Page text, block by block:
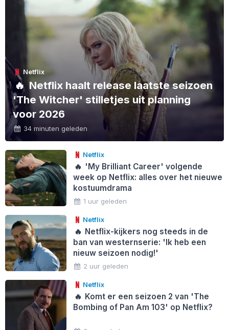
Netflix
🔥 Netflix haalt release laatste seizoen
'The Witcher' stilletjes uit planning
voor 2026
34 minuten geleden
Netflix
🔥 'My Brilliant Career' volgende
week op Netflix: alles over het nieuwe
kostuumdrama
1 uur geleden
Netflix
🔥 Netflix-kijkers nog steeds in de
ban van westernserie: 'Ik heb een
nieuw seizoen nodig!'
2 uur geleden
Netflix
🔥 Komt er een seizoen 2 van 'The
Bombing of Pan Am 103' op Netflix?